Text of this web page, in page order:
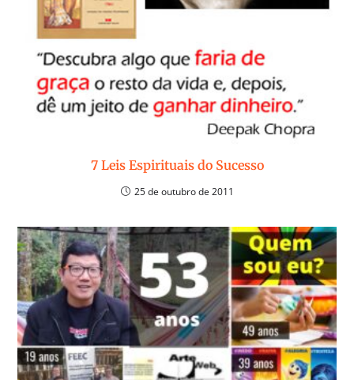
7 Leis Espirituais do Sucesso
25 de outubro de 2011